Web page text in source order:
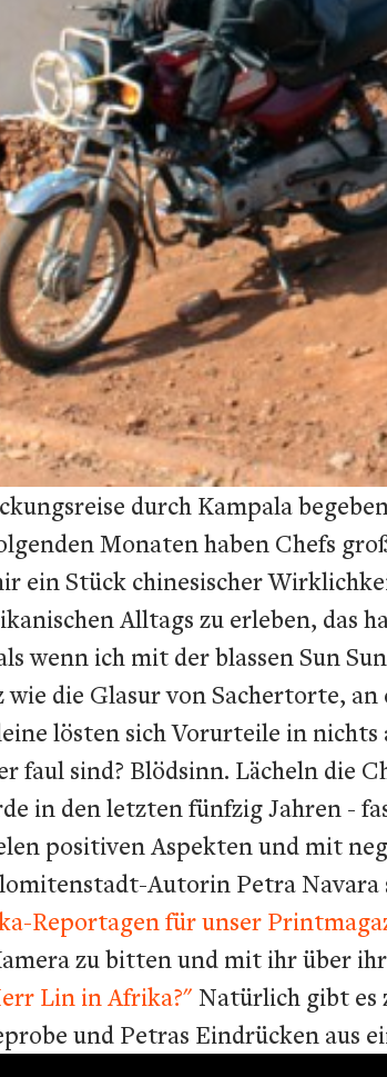
durch Kampala
Monaten haben Chefs
ein Stück chinesischer
Alltags zu erleben, das
wenn ich mit der blassen Sun
die Glasur von Sachertorte,
lösten sich Vorurteile in
faul sind? Blödsinn. Lächeln die
in den letzten fünfzig Jahren -
positiven Aspekten und mit
Autorin Petra Navara
Reportagen für unser
zu bitten und mit ihr über
Lin in Afrika?" Natürlich gibt es
und Petras Eindrücken aus